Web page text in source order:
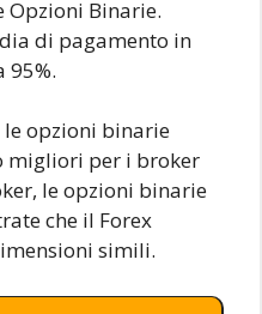
Opzioni Binarie.
di pagamento in
95%.
le opzioni binarie
migliori per i broker
le opzioni binarie
che il Forex
simili.